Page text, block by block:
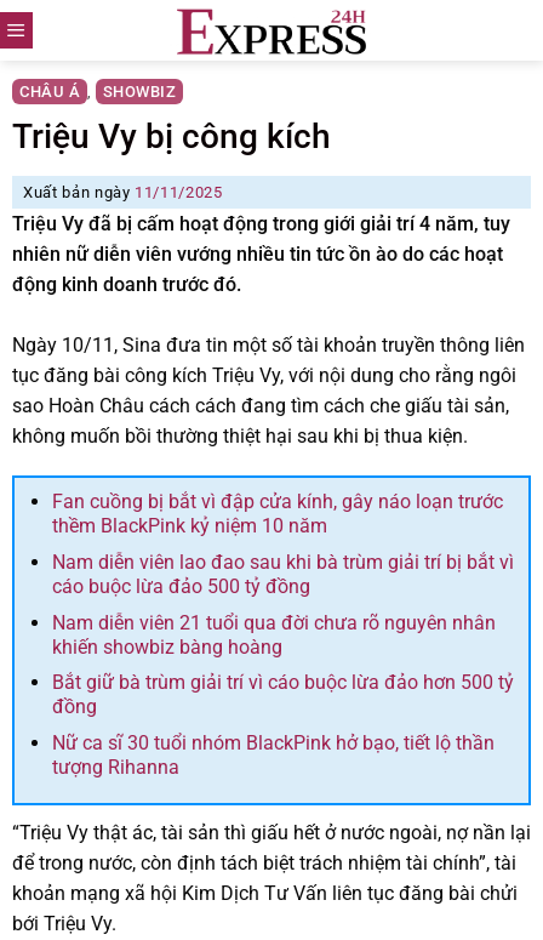
Skip
to
content
CHÂU Á , SHOWBIZ
Triệu Vy bị công kích
Xuất bản ngày 11/11/2025
Triệu Vy đã bị cấm hoạt động trong giới giải trí 4 năm, tuy
nhiên nữ diễn viên vướng nhiều tin tức ồn ào do các hoạt
động kinh doanh trước đó.
Ngày 10/11, Sina đưa tin một số tài khoản truyền thông liên
tục đăng bài công kích Triệu Vy, với nội dung cho rằng ngôi
sao Hoàn Châu cách cách đang tìm cách che giấu tài sản,
không muốn bồi thường thiệt hại sau khi bị thua kiện.
Fan cuồng bị bắt vì đập cửa kính, gây náo loạn trước
thềm BlackPink kỷ niệm 10 năm
Nam diễn viên lao đao sau khi bà trùm giải trí bị bắt vì
cáo buộc lừa đảo 500 tỷ đồng
Nam diễn viên 21 tuổi qua đời chưa rõ nguyên nhân
khiến showbiz bàng hoàng
Bắt giữ bà trùm giải trí vì cáo buộc lừa đảo hơn 500 tỷ
đồng
Nữ ca sĩ 30 tuổi nhóm BlackPink hở bạo, tiết lộ thần
tượng Rihanna
“Triệu Vy thật ác, tài sản thì giấu hết ở nước ngoài, nợ nần lại
để trong nước, còn định tách biệt trách nhiệm tài chính”, tài
khoản mạng xã hội Kim Dịch Tư Vấn liên tục đăng bài chửi
bới Triệu Vy.